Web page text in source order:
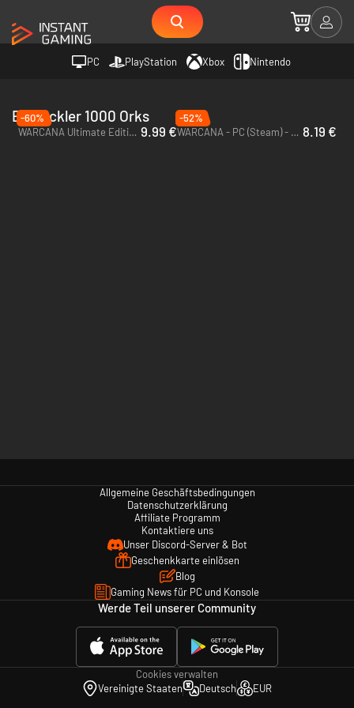
PC PlayStation Xbox Nintendo
Entwickler 1000 Orks
-60%
WARCANA Ultimate Edition - PC (Steam) - Europe & US & Canada 9.99 €
-52%
WARCANA - PC (Steam) - Europe & US & Canada 8.19 €
Allgemeine Geschäftsbedingungen
Datenschutzerklärung
Affiliate Programm
Kontaktiere uns
Unser Discord-Server & Bot
Geschenkkarte einlösen
Blog
Gaming News für PC und Konsole
Werde Teil unserer Community
Cookies verwalten
Vereinigte Staaten
Deutsch EUR